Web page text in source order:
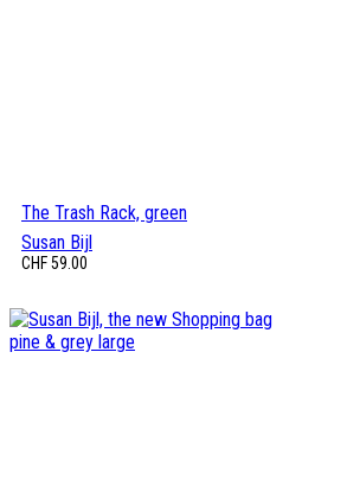
The Trash Rack, green
Susan Bijl
CHF59.00